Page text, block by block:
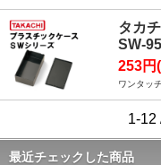
タカ
SW-
253円
ワンタッ
1-12
最近チェックした商品